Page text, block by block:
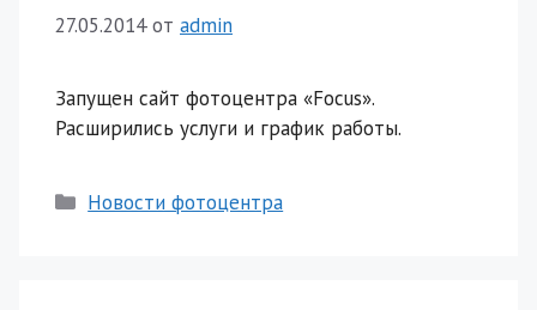
27.05.2014 от admin
Запущен сайт фотоцентра «Focus».
Расширились услуги и график работы.
Рубрики
Новости фотоцентра